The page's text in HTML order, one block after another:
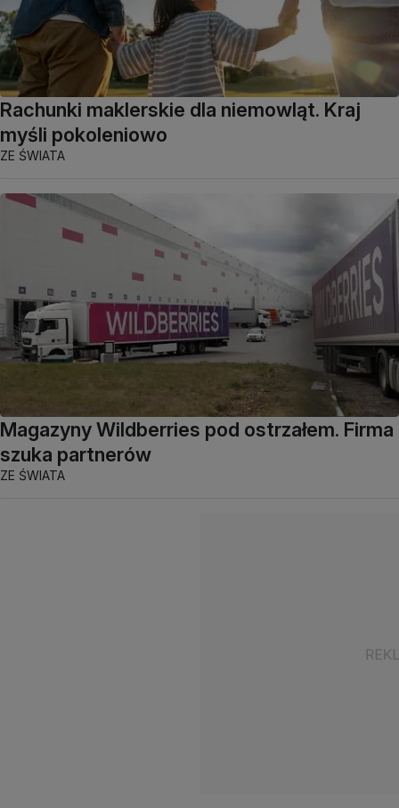
Rachunki maklerskie dla niemowląt. Kraj
myśli pokoleniowo
ZE ŚWIATA
Magazyny Wildberries pod ostrzałem. Firma
szuka partnerów
ZE ŚWIATA